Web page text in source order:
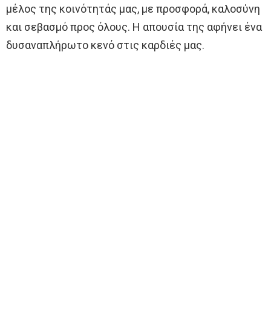
μέλος της κοινότητάς μας, με προσφορά, καλοσύνη
και σεβασμό προς όλους. Η απουσία της αφήνει ένα
δυσαναπλήρωτο κενό στις καρδιές μας.